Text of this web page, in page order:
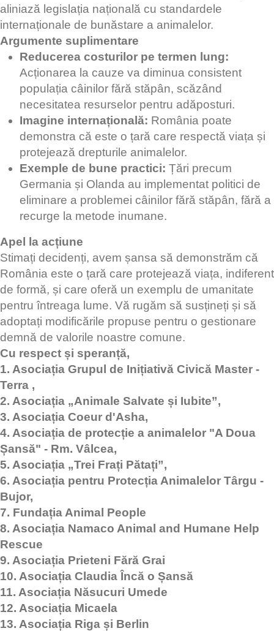
aliniază legislația națională cu standardele
internaționale de bunăstare a animalelor.
Argumente suplimentare
Reducerea costurilor pe termen lung:
Acționarea la cauze va diminua consistent
populația câinilor fără stăpân, scăzând
necesitatea resurselor pentru adăposturi.
Imagine internațională: România poate
demonstra că este o țară care respectă viața și
protejează drepturile animalelor.
Exemple de bune practici: Țări precum
Germania și Olanda au implementat politici de
eliminare a problemei câinilor fără stăpân, fără a
recurge la metode inumane.
Apel la acțiune
Stimați decidenți, avem șansa să demonstrăm că
România este o țară care protejează viața, indiferent
de formă, și care oferă un exemplu de umanitate
pentru întreaga lume. Vă rugăm să susțineți și să
adoptați modificările propuse pentru o gestionare
demnă de valorile noastre comune.
Cu respect și speranță,
1. Asociația Grupul de Inițiativă Civică Master -
Terra ,
2. Asociația „Animale Salvate și Iubite”,
3. Asociația Coeur d'Asha,
4. Asociația de protecție a animalelor "A Doua
Șansă" - Rm. Vâlcea,
5. Asociația „Trei Frați Pătați”,
6. Asociația pentru Protecția Animalelor Târgu -
Bujor,
7. Fundația Animal People
8. Asociația Namaco Animal and Humane Help
Rescue
9. Asociația Prieteni Fără Grai
10. Asociația Claudia Încă o Șansă
11. Asociația Năsucuri Umede
12. Asociația Micaela
13. Asociația Riga și Berlin